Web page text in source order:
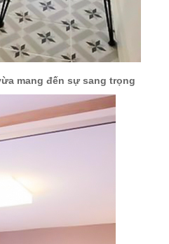
mang đến sự sang trọng